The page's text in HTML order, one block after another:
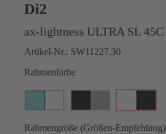
Di2
ax-lightness ULTRA SL 45C
Artikel-Nr.: SW11227.30
Rahmenfarbe
Rahmengröße (Größen-Empfehlung)